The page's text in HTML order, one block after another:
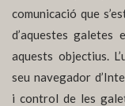
comunicació que
d’aquestes galetes
aquests objectius.
seu navegador
i control de les